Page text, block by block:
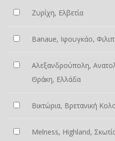
Ζυρίχη, Ελβετία
Banaue, Ιφουγκάο,
Αλεξανδρούπολη,
Θράκη, Ελλάδα
Βικτώρια, Βρετανική
Melness, Highland,